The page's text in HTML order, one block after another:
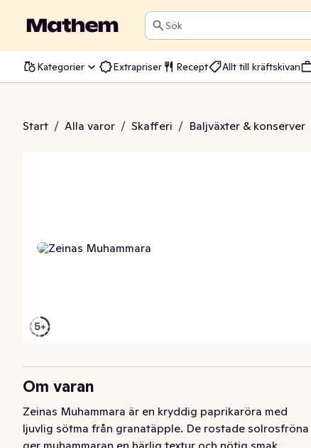
Sök
Kategorier Extrapriser Recept Allt till kräftskivan
Start / Alla varor / Skafferi / Baljväxter & konserver
Om varan
Zeinas Muhammara är en kryddig paprikaröra med
ljuvlig sötma från granatäpple. De rostade solrosfröna
ger muhammaran en härlig textur och nötig smak.